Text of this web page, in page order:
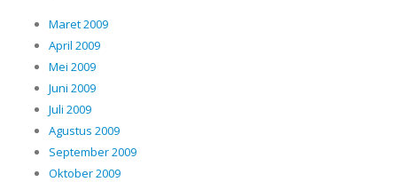
Maret 2009
April 2009
Mei 2009
Juni 2009
Juli 2009
Agustus 2009
September 2009
Oktober 2009